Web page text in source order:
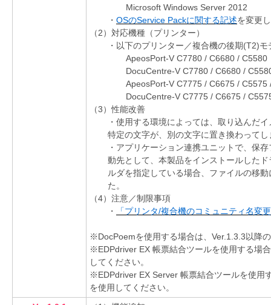
Microsoft Windows Server 2012
・ OSのService Packに関する記述を変更
（2）対応機種（プリンター）
・以下のプリンター／複合機の後期(T2)
ApeosPort-V C7780 / C6680 / C5580
DocuCentre-V C7780 / C6680 /
ApeosPort-V C7775 / C6675 /
DocuCentre-V C7775 / C6675 /
（3）性能改善
・使用する環境によっては、取り込んだ
特定の文字が、別の文字に置き換わって
・アプリケーション連携ユニットで、保
動先として、本製品をインストールした
ルダを指定している場合、ファイルの移
た。
（4）注意／制限事項
・
「プリンタ/複合機のコミュニティ名変
※DocPoemを使用する場合は、Ver.1.3.3以降
※EDPdriver EX 帳票結合ツールを使用する場
してください。
※EDPdriver EX Server 帳票結合ツールを使用
を使用してください。